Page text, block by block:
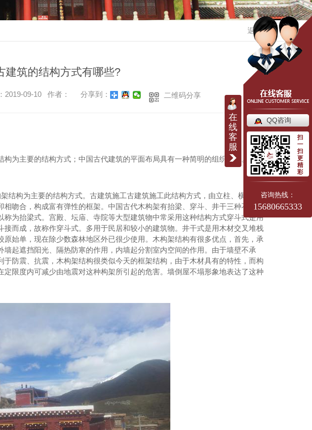
返回
天府艺术公园川剧艺术馆项目—四川古建筑施工
建筑的结构方式有哪些?
2019-09-10 作者： 分享到： 二维码分享
为主要的结构方式；中国古代建筑的平面布局具有一种简明的组织规律。四川
结构为主要的结构方式。古建筑施工古建筑施工此结构方式，由立柱、横梁、
吻合，构成富有弹性的框架。中国古代木构架有抬梁、穿斗、井干三种不同的
为抬梁式。宫殿、坛庙、寺院等大型建筑物中常采用这种结构方式穿斗式是用
而成，故称作穿斗式。多用于民居和较小的建筑物。井干式是用木材交叉堆栈
始单，现在除少数森林地区外已很少使用。木构架结构有很多优点，首先，承
起遮挡阳光、隔热防寒的作用，内墙起分割室内空间的作用。由于墙壁不承
防震、抗震，木构架结构很类似今天的框架结构，由于木材具有的特性，而构
限度内可减少由地震对这种构架所引起的危害。墙倒屋不塌形象地表达了这种
在
线
客
服
QQ咨询
扫
一
扫
更
精
彩
咨询热线：
15680665333